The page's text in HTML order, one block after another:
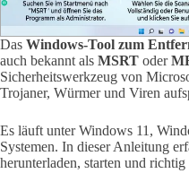
Das Windows-Tool zum
auch bekannt als MSRT oder
Sicherheitswerkzeug von
Trojaner, Würmer und Viren
Es läuft unter Windows 11,
Systemen. In dieser Anleitung
herunterladen, starten und richtig